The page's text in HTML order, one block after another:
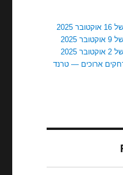
ארוכים — טרנד